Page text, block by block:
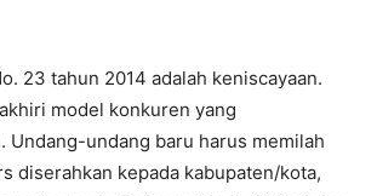
23 tahun 2014 adalah keniscayaan.
model konkuren yang
Undang-undang baru harus memilah
diserahkan kepada kabupaten/kota,